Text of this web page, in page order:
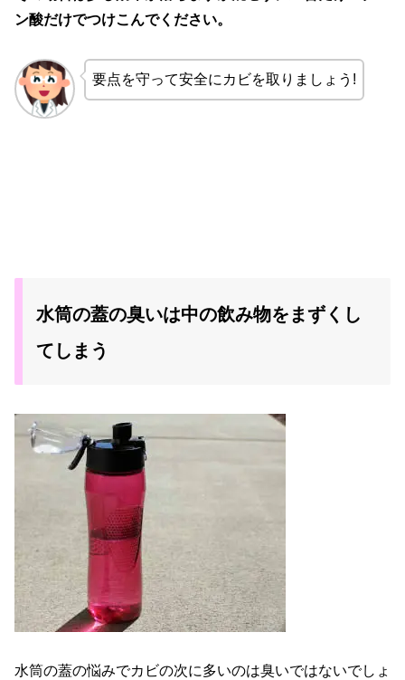
ン酸だけでつけこんでください。
要点を守って安全にカビを取りましょう!
水筒の蓋の臭いは中の飲み物をまずくし
てしまう
水筒の蓋の悩みでカビの次に多いのは臭いではないでしょ